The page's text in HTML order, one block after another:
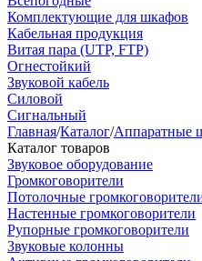
Комплектующие для шкафов
Кабельная продукция
Витая пара (UTP, FTP)
Огнестойкий
Звуковой кабель
Силовой
Сигнальный
Главная/Каталог/Аппаратные
Каталог товаров
Звуковое оборудование
Громкоговорители
Потолочные
Настенные громкоговорители
Рупорные громкоговорители
Звуковые колонны